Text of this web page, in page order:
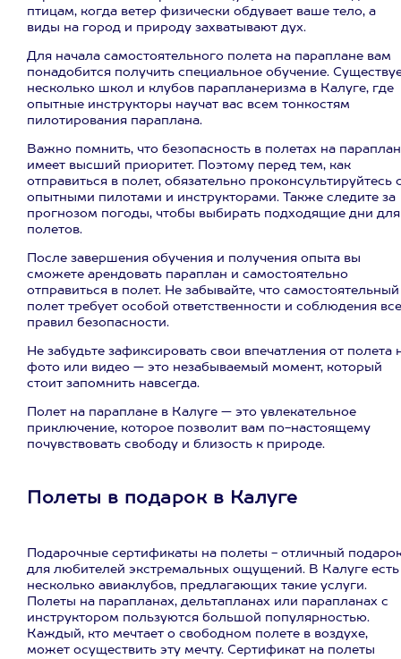
птицам, когда ветер физически обдувает ваше тело, а
виды на город и природу захватывают дух.
Для начала самостоятельного полета на параплане вам
понадобится получить специальное обучение.
несколько школ и клубов парапланеризма в Калуге, где
опытные инструкторы научат вас всем тонкостям
пилотирования параплана.
Важно помнить, что безопасность в полетах на
имеет высший приоритет. Поэтому перед тем, как
отправиться в полет, обязательно проконсультируйтесь
опытными пилотами и инструкторами. Также следите за
прогнозом погоды, чтобы выбирать подходящие дни для
полетов.
После завершения обучения и получения опыта вы
сможете арендовать параплан и самостоятельно
отправиться в полет. Не забывайте, что самостоятельный
полет требует особой ответственности и соблюдения
правил безопасности.
Не забудьте зафиксировать свои впечатления от полета
фото или видео — это незабываемый момент, который
стоит запомнить навсегда.
Полет на параплане в Калуге — это увлекательное
приключение, которое позволит вам по-настоящему
почувствовать свободу и близость к природе.
Полеты в подарок в Калуге
Подарочные сертификаты на полеты - отличный
для любителей экстремальных ощущений. В Калуге есть
несколько авиаклубов, предлагающих такие услуги.
Полеты на парапланах, дельтапланах или парапланах с
инструктором пользуются большой популярностью.
Каждый, кто мечтает о свободном полете в воздухе,
может осуществить эту мечту. Сертификат на полеты